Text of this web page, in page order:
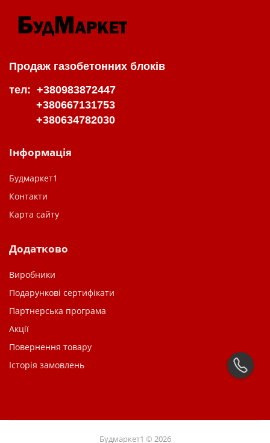
Продаж газобетонних блоків
тел: +380983872447
+380667131753
+380634782030
Інформація
Будмаркет1
Контакти
Карта сайту
Додатково
Виробники
Подарункові сертифікати
Партнерська програма
Акції
Повернення товару
Історія замовлень
Будмаркет1 © 2026